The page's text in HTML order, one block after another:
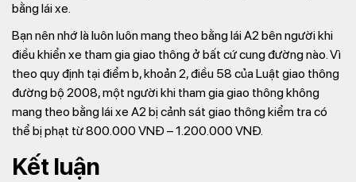
bằng lái xe.
Bạn nên nhớ là luôn luôn mang theo bằng lái A2 bên người khi
điều khiển xe tham gia giao thông ở bất cứ cung đường nào. Vì
theo quy định tại điểm b, khoản 2, điều 58 của Luật giao thông
đường bộ 2008, một người khi tham gia giao thông không
mang theo bằng lái xe A2 bị cảnh sát giao thông kiểm tra có
thể bị phạt từ 800.000 VNĐ – 1.200.000 VNĐ.
Kết luận